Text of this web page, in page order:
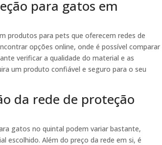
para gatos em
produtos para pets que oferecem redes de
opções online, onde é possível comparar
verificar a qualidade do material e as
um produto confiável e seguro para o seu
da rede de proteção
gatos no quintal podem variar bastante,
escolhido. Além do preço da rede em si, é